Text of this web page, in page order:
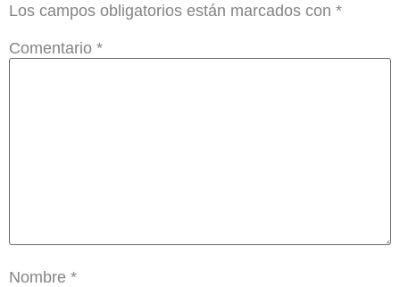
Los campos obligatorios están marcados con *
Comentario *
Nombre *